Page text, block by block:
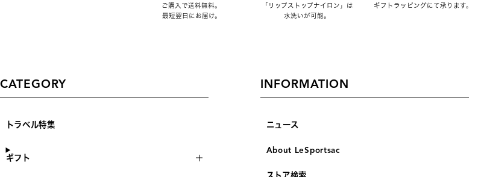
ご購入で送料無料。
最短翌日にお届け。
「リップストップナイロン」は
水洗いが可能。
ギフトラッピングにて承ります。
CATEGORY
トラベル特集
ギフト
INFORMATION
ニュース
About LeSportsac